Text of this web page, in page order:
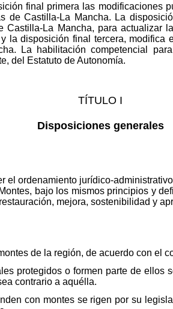
final primera las modificaciones
de Castilla-La Mancha. La
La Mancha, para actualizar
la disposición final tercera,
La habilitación competencial
del Estatuto de Autonomía.
TÍTULO I
Disposiciones generales
el ordenamiento jurídico-
bajo los mismos principios y
mejora, sostenibilidad y
de la región, de acuerdo con el
protegidos o formen parte de ellos
contrario a aquélla.
con montes se rigen por su